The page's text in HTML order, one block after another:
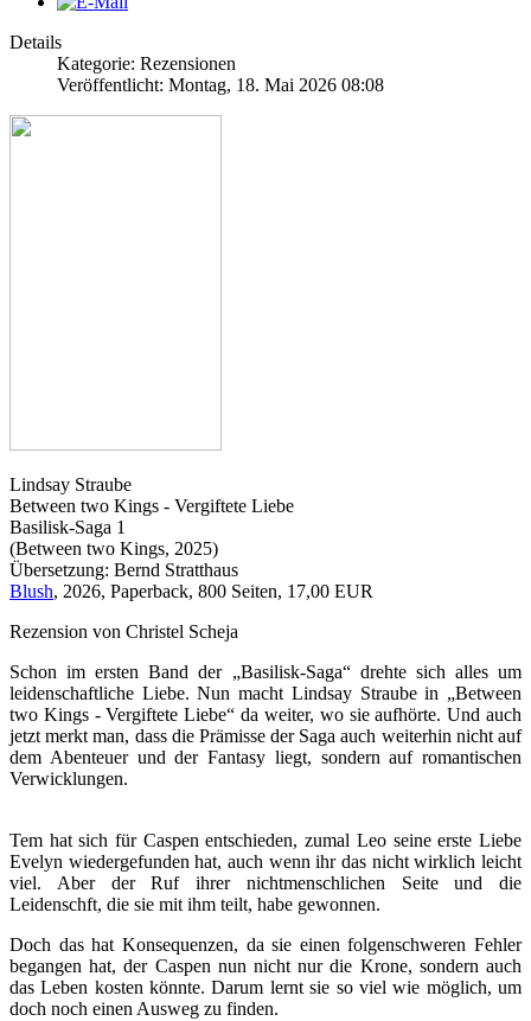
Details
Kategorie: Rezensionen
Veröffentlicht: Montag, 18. Mai 2026 08:08
Lindsay Straube
Between two Kings - Vergiftete Liebe
Basilisk-Saga 1
(Between two Kings, 2025)
Übersetzung: Bernd Stratthaus
Blush, 2026, Paperback, 800 Seiten, 17,00 EUR
Rezension von Christel Scheja
Schon im ersten Band der „Basilisk-Saga“ drehte sich alles um
leidenschaftliche Liebe. Nun macht Lindsay Straube in „Between
two Kings - Vergiftete Liebe“ da weiter, wo sie aufhörte. Und auch
jetzt merkt man, dass die Prämisse der Saga auch weiterhin nicht auf
dem Abenteuer und der Fantasy liegt, sondern auf romantischen
Verwicklungen.
Tem hat sich für Caspen entschieden, zumal Leo seine erste Liebe
Evelyn wiedergefunden hat, auch wenn ihr das nicht wirklich leicht
viel. Aber der Ruf ihrer nichtmenschlichen Seite und die
Leidenschft, die sie mit ihm teilt, habe gewonnen.
Doch das hat Konsequenzen, da sie einen folgenschweren Fehler
begangen hat, der Caspen nun nicht nur die Krone, sondern auch
das Leben kosten könnte. Darum lernt sie so viel wie möglich, um
doch noch einen Ausweg zu finden.